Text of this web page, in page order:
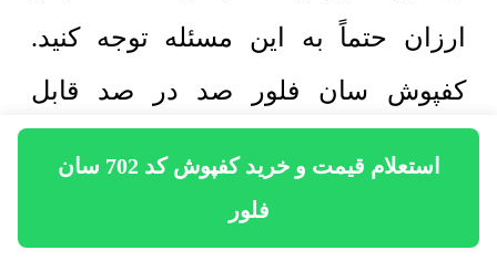
استعلام قیمت و خرید کفپوش کد 702 سان
فلور
ارزان حتماً به این مسئله توجه کنید.
کفپوش سان فلور صد در صد قابل
اسید نیز بسیار مقاوم است. قابلیت
شستشو با آب را میتوان مهمترین مزیت